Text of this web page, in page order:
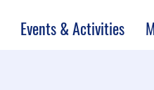
Events & Activities